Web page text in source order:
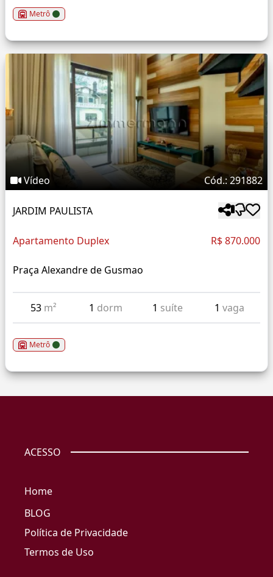
Metrô
Vídeo Cód.: 291882
JARDIM PAULISTA
Apartamento Duplex R$ 870.000
Praça Alexandre de Gusmao
53 m² 1 dorm 1 suíte 1 vaga
Metrô
ACESSO
Home
BLOG
Política de Privacidade
Termos de Uso